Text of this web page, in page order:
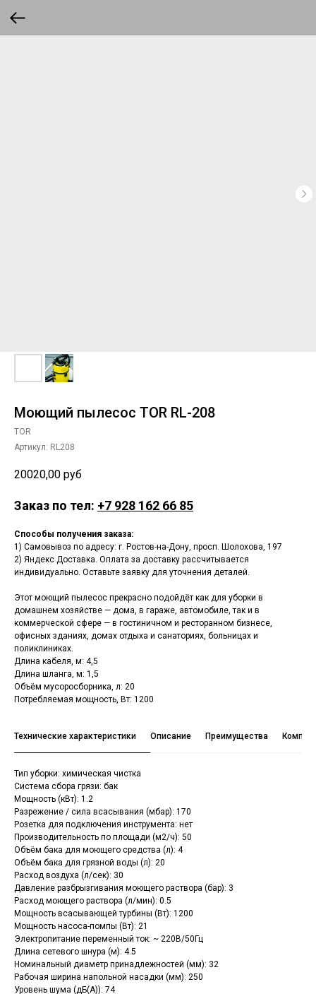
Моющий пылесос TOR RL-208
TOR
Артикул: RL208
20020,00 руб
Заказ по тел: +7 928 162 66 85
Способы получения заказа:
1) Самовывоз по адресу: г. Ростов-на-Дону, просп. Шолохова, 197
2) Яндекс Доставка. Оплата за доставку рассчитывается
индивидуально. Оставьте заявку для уточнения деталей.
Этот моющий пылесос прекрасно подойдёт как для уборки в
домашнем хозяйстве — дома, в гараже, автомобиле, так и в
коммерческой сфере — в гостиничном и ресторанном бизнесе,
офисных зданиях, домах отдыха и санаториях, больницах и
поликлиниках.
Длина кабеля, м: 4,5
Длина шланга, м: 1,5
Объём мусоросборника, л: 20
Потребляемая мощность, Вт: 1200
Технические характеристики Описание Преимущества
Тип уборки: химическая чистка
Система сбора грязи: бак
Мощность (кВт): 1.2
Разрежение / сила всасывания (мбар): 170
Розетка для подключения инструмента: нет
Производительность по площади (м2/ч): 50
Объём бака для моющего средства (л): 4
Объём бака для грязной воды (л): 20
Расход воздуха (л/сек): 30
Давление разбрызгивания моющего раствора (бар): 3
Расход моющего раствора (л/мин): 0.5
Мощность всасывающей турбины (Вт): 1200
Мощность насоса-помпы (Вт): 21
Электропитание переменный ток: ~ 220В/50Гц
Длина сетевого шнура (м): 4.5
Номинальный диаметр принадлежностей (мм): 32
Рабочая ширина напольной насадки (мм): 250
Уровень шума (дБ(А)): 74